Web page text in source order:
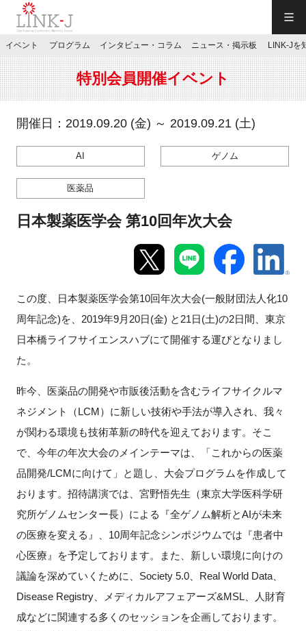
JP／EN
特別会員専用メニュー
イベント
インタビュー・コラム
ニュース・掲示板
LINK-Jを知る
特別会員
FAQ
イベント プログラム インタビュー・コラム ニュース・掲示板 LINK-Jを
特別会員開催イベント
開催日：2019.09.20 (金) ～ 2019.09.21 (土)
AI ゲノム
医薬品
日本製薬医学会 第10回年次大会
この度、日本製薬医学会第10回年次大会(一般財団法人化10
周年記念)を、2019年9月20日(金) と21日(土)の2日間、東京
日本橋ライフサイエンスハブにて開催する運びとなりまし
た。
昨今、医薬品の開発や市販後活動を含むライフサイクルマ
ネジメント（LCM）に新しい技術や手法が導入され、我々
が関わる環境も技術革新の時代を迎えております。そこ
で、今年の年次大会のメインテーマは、「これからの医薬
品開発/LCMに向けて」と題し、大会プログラムを作成して
おります。招待講演では、宮野悟先生（東京大学医科学研
究所ゲノムセンター長）による『全ゲノム解析とAIが未来
の医療を変える』、10周年記念シンポジウムでは『患者中
心医療』を予定しております。また、新しい環境に向けの
議論を深めていくために、Society 5.0、Real World Data、
Disease Registry、メディカルアフェアーズ&MSL、人財育
成などに関連する多くのセッションを企画しております。